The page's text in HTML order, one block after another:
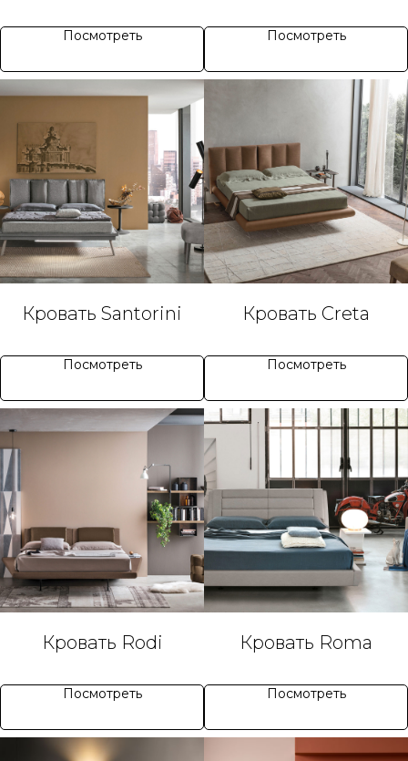
Посмотреть Посмотреть
Кровать Santorini
Посмотреть
Кровать Creta
Посмотреть
Кровать Rodi
Посмотреть
Кровать Roma
Посмотреть